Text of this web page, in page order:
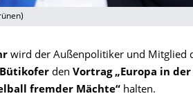
wird der Außenpolitiker und Mitglied
den Vortrag „Europa in der
fremder Mächte“ halten.